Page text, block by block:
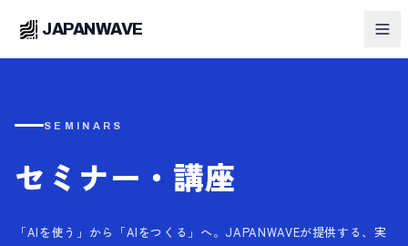
JAPANWAVE
SEMINARS
セミナー・講座
「AIを使う」から「AIをつくる」へ。JAPANWAVEが提供する、実